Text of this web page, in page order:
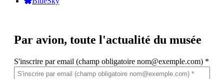
Par avion, toute l'actualité du musée
S'inscrire par email (champ obligatoire nom@exemple.com) *